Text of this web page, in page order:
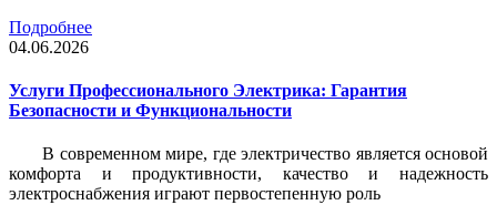
Подробнее
04.06.2026
Услуги Профессионального Электрика: Гарантия
Безопасности и Функциональности
В современном мире, где электричество является основой
комфорта и продуктивности, качество и надежность
электроснабжения играют первостепенную роль